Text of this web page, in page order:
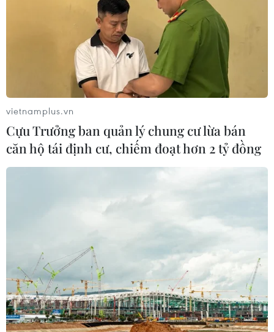
TIN CÙNG CHUYÊN MỤC
Việt Nam là điểm đến hấp dẫn với
Grab bị phạt 1,36 tỷ đồng do vi phạm
quy định bảo vệ quyền lợi người tiêu
dùng
vietnamplus.vn
Cựu Trưởng ban quản lý chung cư lừa bán
căn hộ tái định cư, chiếm đoạt hơn 2 tỷ đồng